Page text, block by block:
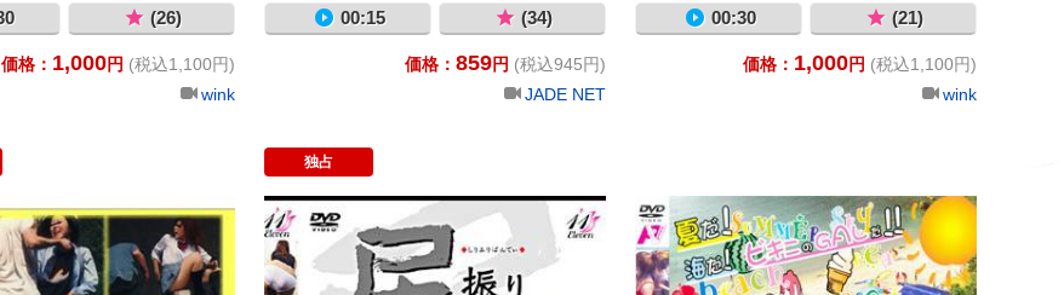
(26)
価格： 1,000円 (税込1,100円)
wink
00:15 (34)
価格： 859円 (税込945円)
JADE NET
00:30 (21)
価格： 1,000円 (税込1,100円)
wink
盗 ３ スカートを盗まれた哀れな女・・・必撮スカートめくり24 女子校生限定バージョン
独占
尻振りパンティー2 アジタート